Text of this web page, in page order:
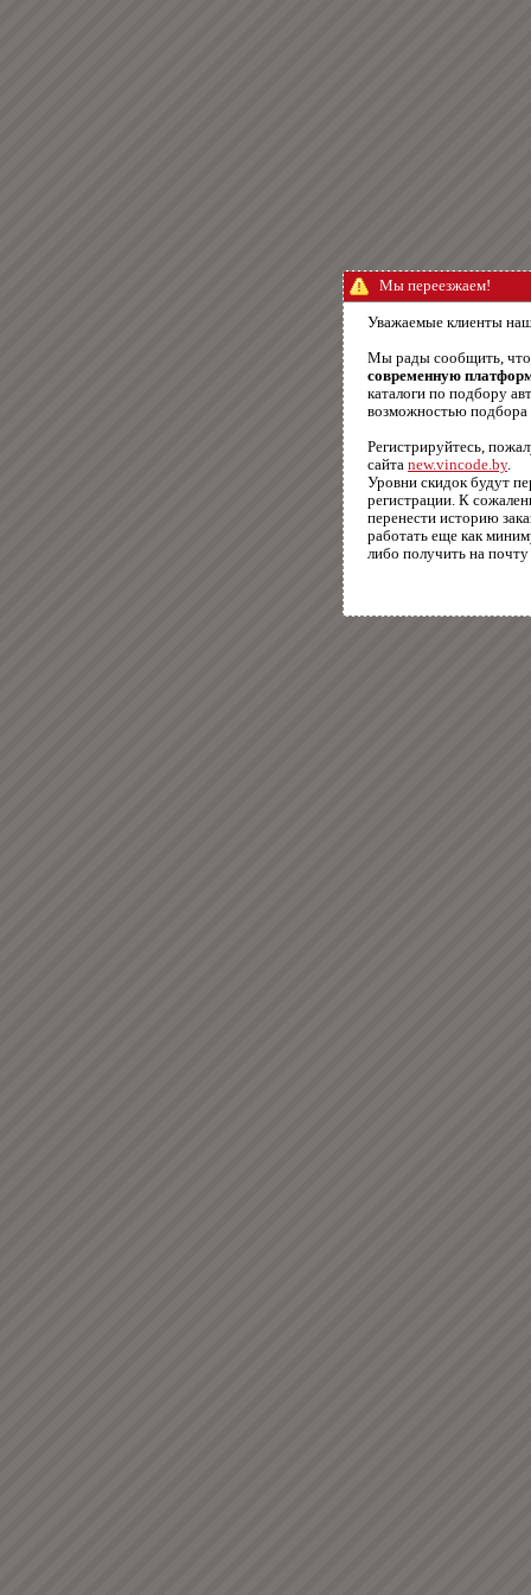
Мы переезжаем!
Уважаемые клиенты
Мы рады сообщить,
современную
каталоги по подбору
возможностью подбора
Регистрируйтесь,
сайта new.vincode.by.
Уровни скидок будут
регистрации. К
перенести историю
работать еще как
либо получить на